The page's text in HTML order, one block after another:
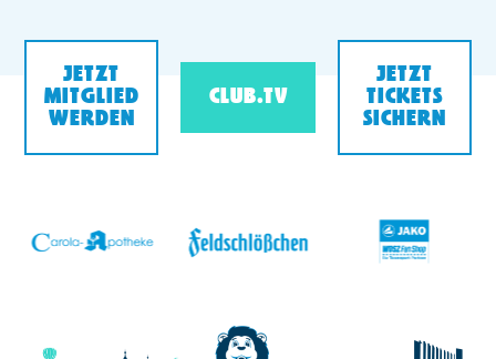
JETZT
MITGLIED
WERDEN
CLUB.TV
JETZT
TICKETS
SICHERN